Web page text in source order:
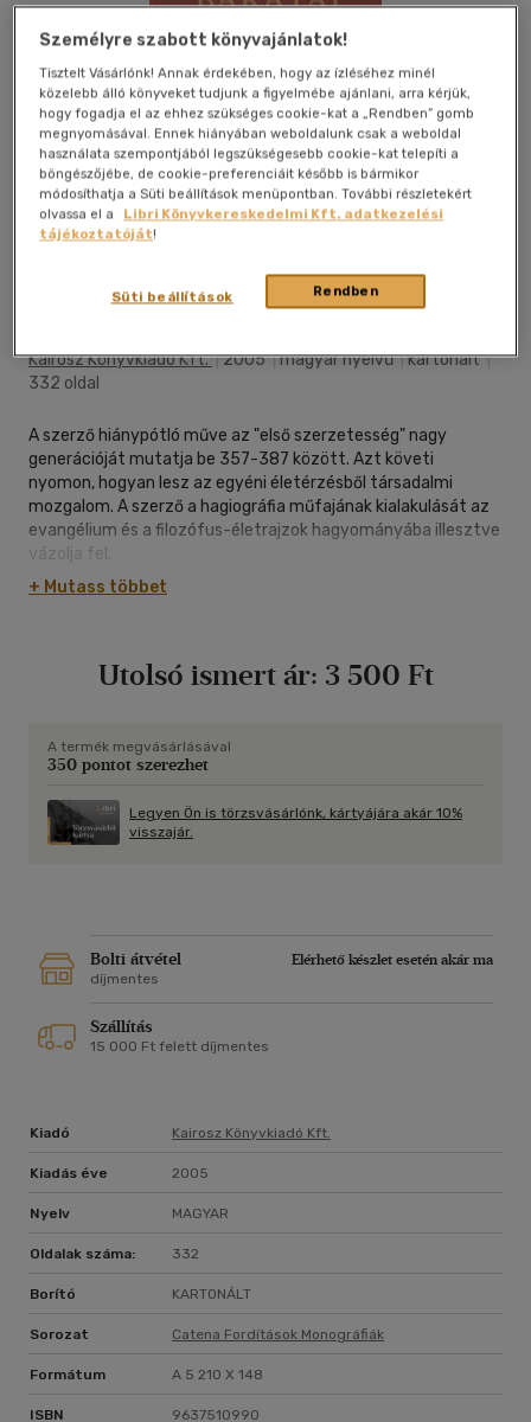
Megosztom
Kairosz Könyvkiadó Kft.|2005|magyar nyelvű|kartonált|
332 oldal
A szerző hiánypótló műve az "első szerzetesség" nagy
generációját mutatja be 357-387 között. Azt követi
nyomon, hogyan lesz az egyéni életérzésből társadalmi
mozgalom. A szerző a hagiográfia műfajának kialakulását az
evangélium és a filozófus-életrajzok hagyományába illesztve
vázolja fel.
+ Mutass többet
Utolsó ismert ár: 3 500 Ft
A termék megvásárlásával
350 pontot szerezhet
Legyen Ön is törzsvásárlónk, kártyájára akár 10%
visszajár.
Bolti átvétel
Elérhető készlet esetén akár ma
díjmentes
Szállítás
15 000 Ft felett díjmentes
Kiadó Kairosz Könyvkiadó Kft.
Kiadás éve 2005
Nyelv MAGYAR
Oldalak száma: 332
Borító KARTONÁLT
Sorozat Catena Fordítások Monográfiák
Formátum A 5 210 X 148
ISBN 9637510990
Személyre szabott könyvajánlatok!
Tisztelt Vásárlónk! Annak érdekében, hogy az ízléséhez minél
közelebb álló könyveket tudjunk a figyelmébe ajánlani, arra kérjük,
hogy fogadja el az ehhez szükséges cookie-kat a „Rendben” gomb
megnyomásával. Ennek hiányában weboldalunk csak a weboldal
használata szempontjából legszükségesebb cookie-kat telepíti a
böngészőjébe, de cookie-preferenciáit később is bármikor
módosíthatja a Süti beállítások menüpontban. További részletekért
olvassa el a
Libri Könyvkereskedelmi Kft. adatkezelési
tájékoztatóját!
Rendben
Süti beállítások